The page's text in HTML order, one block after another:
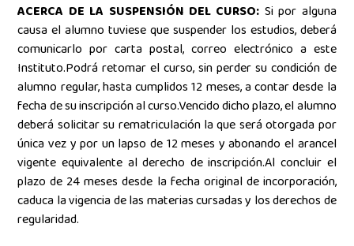
ACERCA DE LA SUSPENSIÓN DEL CURSO: Si por alguna
causa el alumno tuviese que suspender los estudios, deberá
comunicarlo por carta postal, correo electrónico a este
Instituto.Podrá retomar el curso, sin perder su condición de
alumno regular, hasta cumplidos 12 meses, a contar desde la
fecha de su inscripción al curso.Vencido dicho plazo, el alumno
deberá solicitar su rematriculación la que será otorgada por
única vez y por un lapso de 12 meses y abonando el arancel
vigente equivalente al derecho de inscripción.Al concluir el
plazo de 24 meses desde la fecha original de incorporación,
caduca la vigencia de las materias cursadas y los derechos de
regularidad.